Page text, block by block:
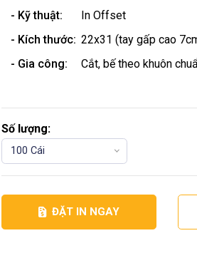
- Kỹ thuật:
In Offset
- Kích thước: 22x31 (tay gấp cao
- Gia công:
Cắt, bế theo khuôn
Số lượng:
100 Cái
ĐẶT IN NGAY